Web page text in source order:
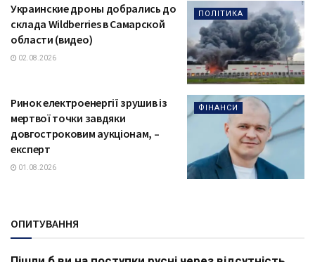
ПОЛІТИКА
Украинские дроны добрались до
склада Wildberries в Самарской
области (видео)
02.08.2026
ФІНАНСИ
Ринок електроенергії зрушив із
мертвої точки завдяки
довгостроковим аукціонам, –
експерт
01.08.2026
ОПИТУВАННЯ